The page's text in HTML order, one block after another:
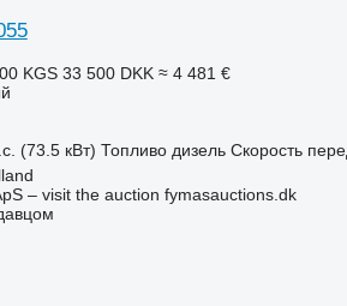
KGS 33 500 DKK ≈ 4 481 €
(73.5 кВт) Топливо дизель Скорость
– visit the auction fymasauctions.dk